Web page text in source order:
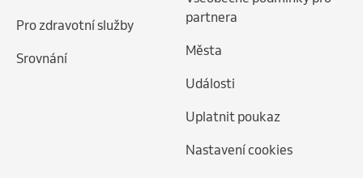
Pro zdravotní služby
Srovnání
partnera
Města
Události
Uplatnit poukaz
Nastavení cookies